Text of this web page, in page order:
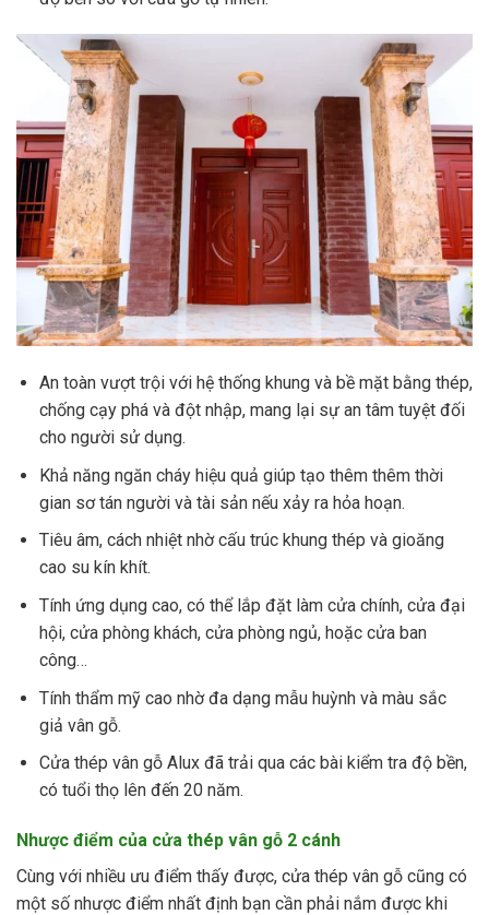
An toàn vượt trội với hệ thống khung và bề mặt bằng thép,
chống cạy phá và đột nhập, mang lại sự an tâm tuyệt đối
cho người sử dụng.
Khả năng ngăn cháy hiệu quả giúp tạo thêm thêm thời
gian sơ tán người và tài sản nếu xảy ra hỏa hoạn.
Tiêu âm, cách nhiệt nhờ cấu trúc khung thép và gioăng
cao su kín khít.
Tính ứng dụng cao, có thể lắp đặt làm cửa chính, cửa đại
hội, cửa phòng khách, cửa phòng ngủ, hoặc cửa ban
công…
Tính thẩm mỹ cao nhờ đa dạng mẫu huỳnh và màu sắc
giả vân gỗ.
Cửa thép vân gỗ Alux đã trải qua các bài kiểm tra độ bền,
có tuổi thọ lên đến 20 năm.
Nhược điểm của cửa thép vân gỗ 2 cánh
Cùng với nhiều ưu điểm thấy được, cửa thép vân gỗ cũng có
một số nhược điểm nhất định bạn cần phải nắm được khi